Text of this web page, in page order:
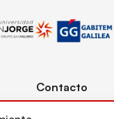
Contacto